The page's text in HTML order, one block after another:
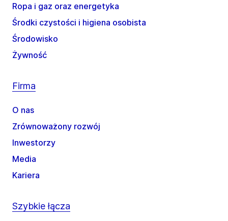
Ropa i gaz oraz energetyka
Środki czystości i higiena osobista
Środowisko
Żywność
Firma
O nas
Zrównoważony rozwój
Inwestorzy
Media
Kariera
Szybkie łącza